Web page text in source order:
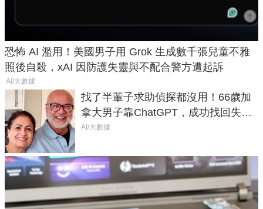
恐怖 AI 濫用！美國男子用 Grok 生成數千張兒童不雅
照後自殺，xAI 因防護失靈與不配合警方遭起訴
AI/大數據
找了半輩子求助偵探都沒用！66歲加
拿大男子靠ChatGPT，成功找回失散
50年家人
AI/大數據